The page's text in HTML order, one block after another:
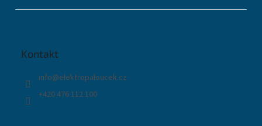
Kontakt
info@elektropaloucek.cz
+420 476 112 100